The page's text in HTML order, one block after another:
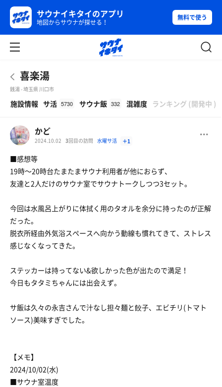
サウナイキタイのアプリ
地図からサウナが探せる！
無料で使う
喜楽湯
銭湯 - 埼玉県 川口市
施設情報 サ活 5730 サウナ飯 332 混雑度 ランキング (開発中 )
かど
2024.10.02 3回目の訪問 水曜サ活 ＋1
■感想等
19時〜20時台たまたまサウナ利用者が他におらず、
友達と2人だけのサウナ室でサウナトークしつつ3セット。
今回は水風呂上がりに体拭く用のタオルを余分に持ったのが正解
だった。
脱衣所経由外気浴スペースへ向かう動線も慣れてきて、ストレス
感じなくなってきた。
ステッカーは持ってない&欲しかった色が出たので満足！
今日もタタミちゃんには出会えず。
サ飯は久々の永吉さんで汁なし担々麺と餃子、エビチリ(トマト
ソース)美味すぎでした。
【メモ】
2024/10/02(水)
■サウナ室温度